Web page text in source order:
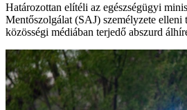
Határozottan elítéli az egészségügyi
Mentőszolgálat (SAJ) személyzete elleni
közösségi médiában terjedő abszurd